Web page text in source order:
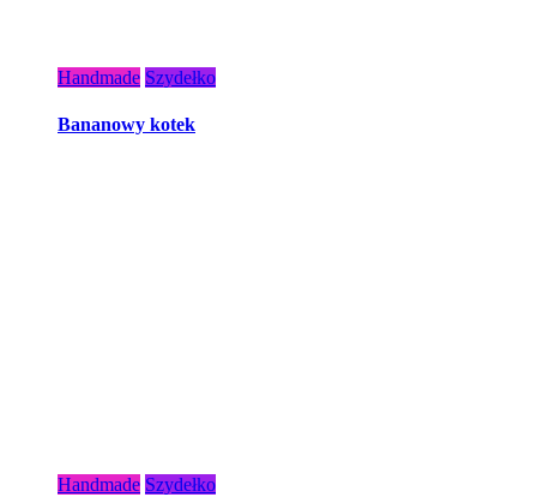
Handmade Szydełko
Bananowy kotek
Handmade Szydełko